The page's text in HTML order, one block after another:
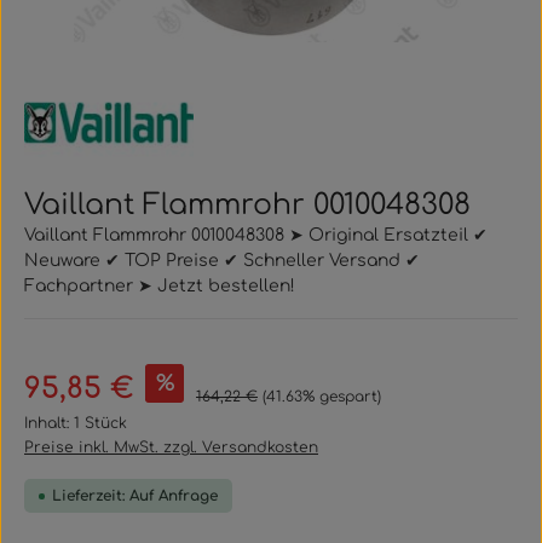
Vaillant Flammrohr 0010048308
Vaillant Flammrohr 0010048308 ➤ Original Ersatzteil ✔
Neuware ✔ TOP Preise ✔ Schneller Versand ✔
Fachpartner ➤ Jetzt bestellen!
Verkaufspreis:
95,85 € % Regulärer Preis:
164,22 € (41.63% gespart)
Inhalt: 1 Stück
Preise inkl. MwSt. zzgl. Versandkosten
Lieferzeit: Auf Anfrage